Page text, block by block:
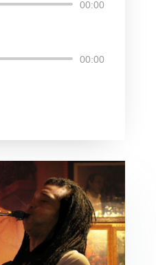
Reproductor
00:00
Reproductor
00:00